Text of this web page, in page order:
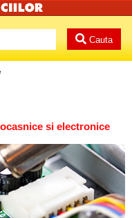
Cauta
si electronice